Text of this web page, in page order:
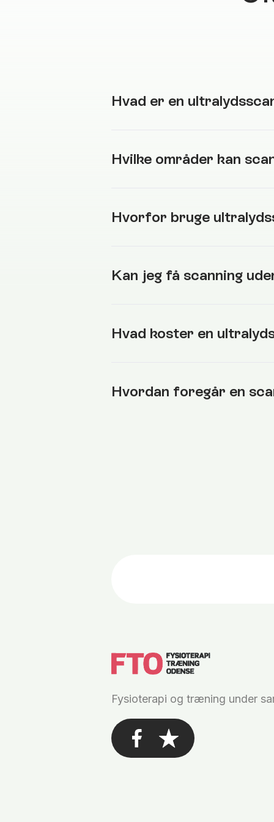
Hvad er en
Hvilke områder kan
Hvorfor bruge
Kan jeg få scanning
Hvad koster en
Hvordan foregår en
Fysioterapi og træning under